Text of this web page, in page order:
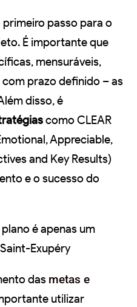
passo para o
É importante que
mensuráveis,
prazo definido – as
disso, é
como CLEAR
Appreciable,
and Key Results)
e o sucesso do
é apenas um
Exupéry
das metas e
utilizar